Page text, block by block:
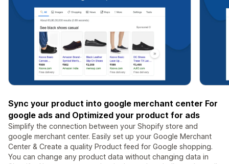
Sync your product into google merchant center For
google ads and Optimized your product for ads
Simplify the connection between your Shopify store and
google merchant center. Easily set up your Google Merchant
Center & Create a quality Product feed for Google shopping.
You can change any product data without changing data in